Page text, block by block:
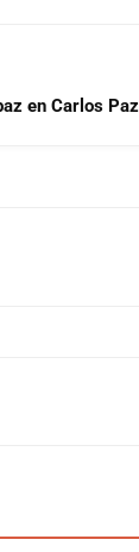
en Carlos Paz